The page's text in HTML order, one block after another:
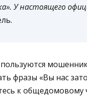
У настоящего
фразы «Вы нас
к общедомовому